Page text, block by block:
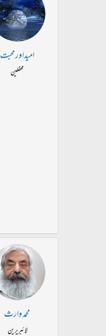
امیداورمحبت
محفلین
محمد وارث
لائبریرین